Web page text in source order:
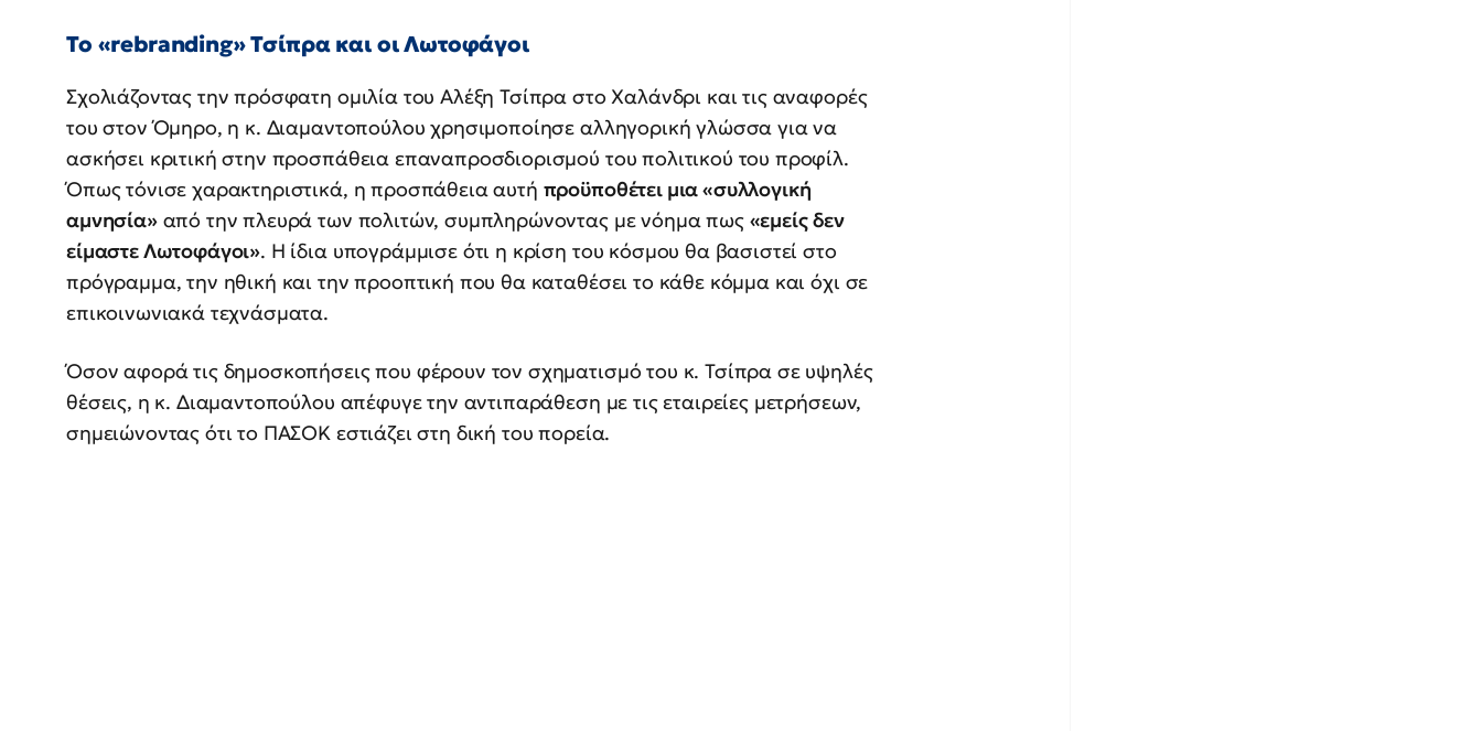
Το «rebranding» Τσίπρα και οι Λωτοφάγοι
Σχολιάζοντας την πρόσφατη ομιλία του Αλέξη Τσίπρα στο Χαλάνδρι και τις αναφορές
του στον Όμηρο, η κ. Διαμαντοπούλου χρησιμοποίησε αλληγορική γλώσσα για να
ασκήσει κριτική στην προσπάθεια επαναπροσδιορισμού του πολιτικού του προφίλ.
Όπως τόνισε χαρακτηριστικά, η προσπάθεια αυτή προϋποθέτει μια «συλλογική
αμνησία»από την πλευρά των πολιτών, συμπληρώνοντας με νόημα πως «εμείς δεν
είμαστε Λωτοφάγοι». Η ίδια υπογράμμισε ότι η κρίση του κόσμου θα βασιστεί στο
πρόγραμμα, την ηθική και την προοπτική που θα καταθέσει το κάθε κόμμα και όχι σε
επικοινωνιακά τεχνάσματα.
Όσον αφορά τις δημοσκοπήσεις που φέρουν τον σχηματισμό του κ. Τσίπρα σε υψηλές
θέσεις, η κ. Διαμαντοπούλου απέφυγε την αντιπαράθεση με τις εταιρείες μετρήσεων,
σημειώνοντας ότι το ΠΑΣΟΚ εστιάζει στη δική του πορεία.